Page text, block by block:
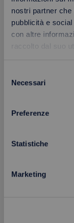
nostri partner
pubblicità e
con altre
raccolto dal suo
delNecessari
Preferenze
Statistiche
Marketing
Calorie
NOVITÀ